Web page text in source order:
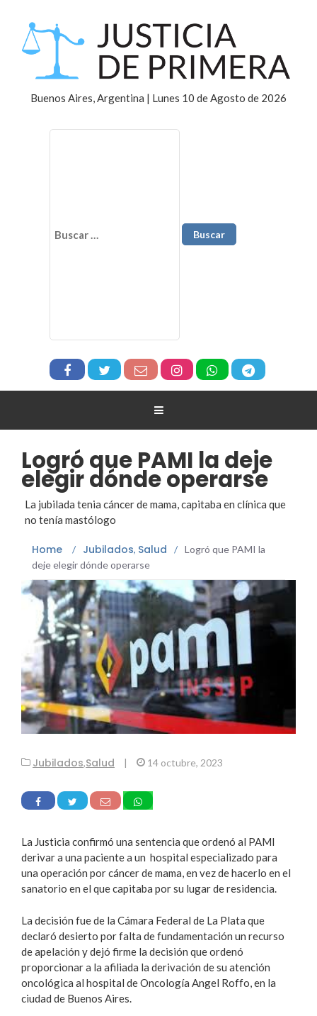
Buenos Aires, Argentina | Lunes 10 de Agosto de 2026
Logró que PAMI la deje
elegir dónde operarse
La jubilada tenia cáncer de mama, capitaba en clínica que
no tenía mastólogo
Home / Jubilados, Salud / Logró que PAMI la
deje elegir dónde operarse
Jubilados,Salud | 14 octubre, 2023
La Justicia confirmó una sentencia que ordenó al PAMI
derivar a una paciente a un hospital especializado para
una operación por cáncer de mama, en vez de hacerlo en el
sanatorio en el que capitaba por su lugar de residencia.
La decisión fue de la Cámara Federal de La Plata que
declaró desierto por falta de fundamentación un recurso
de apelación y dejó firme la decisión que ordenó
proporcionar a la afiliada la derivación de su atención
oncológica al hospital de Oncología Angel Roffo, en la
ciudad de Buenos Aires.